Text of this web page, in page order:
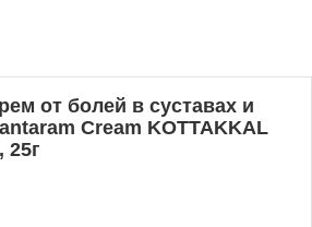
от болей в суставах и
Cream KOTTAKKAL
25г